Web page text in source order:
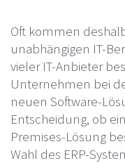
Oft kommen
unabhängigen IT-
vieler IT-Anbieter
Unternehmen bei
neuen Software-
Entscheidung, ob
Premises-Lösung
Wahl des ERP-